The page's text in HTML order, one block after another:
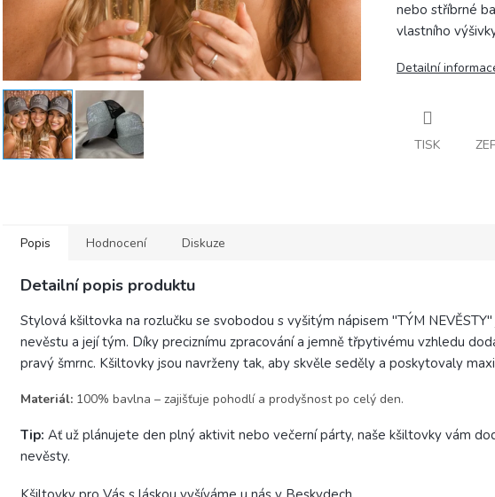
nebo stříbrné
vlastního
Detailní
TISK
Popis Hodnocení Diskuze
Detailní popis produktu
Stylová kšiltovka na rozlučku se svobodou s vyšitým nápisem "TÝM
nevěstu a její tým. Díky preciznímu zpracování a jemně třpytivému vzhledu
pravý šmrnc. Kšiltovky jsou navrženy tak, aby skvěle seděly a poskytovaly
Materiál: 100% bavlna – zajišťuje pohodlí a prodyšnost po celý den.
Tip: Ať už plánujete den plný aktivit nebo večerní párty, naše kšiltovky vám
nevěsty.